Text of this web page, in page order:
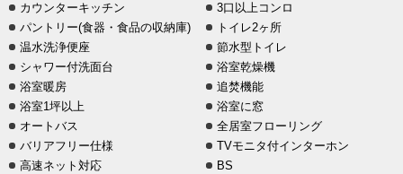
カウンターキッチン
3口以上コンロ
パントリー(食器・食品の収納庫)
トイレ2ヶ所
温水洗浄便座
節水型トイレ
シャワー付洗面台
浴室乾燥機
浴室暖房
追焚機能
浴室1坪以上
浴室に窓
オートバス
全居室フローリング
バリアフリー仕様
TVモニタ付インターホン
高速ネット対応
BS